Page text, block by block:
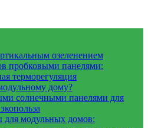
озеленением
пробковыми панелями:
терморегуляция
дому?
солнечными панелями для
модульных домов: